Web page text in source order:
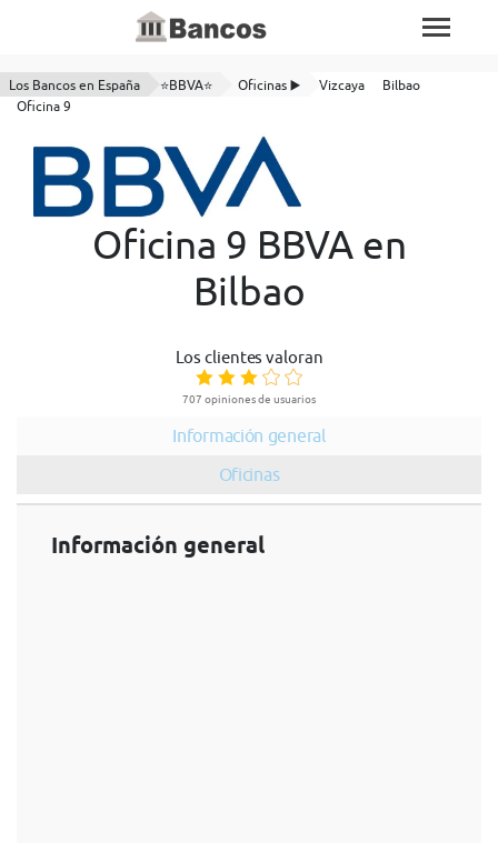
Los Bancos en España ⭐BBVA⭐ Oficinas ▶️ Vizcaya
Bilbao
Oficina 9
Oficina 9 BBVA en
Bilbao
Los clientes valoran
707 opiniones de usuarios
Información general
Oficinas
Información general